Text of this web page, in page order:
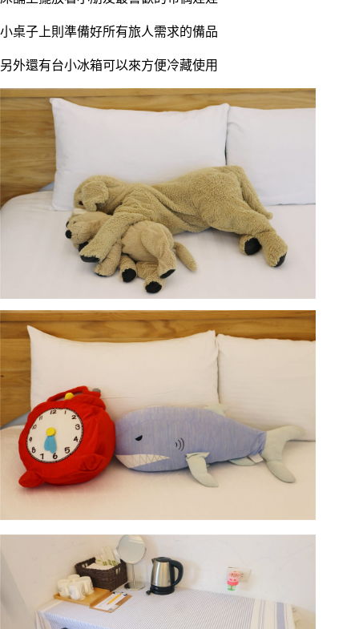
小桌子上則準備好所有旅人需求的備品
另外還有台小冰箱可以來方便冷藏使用